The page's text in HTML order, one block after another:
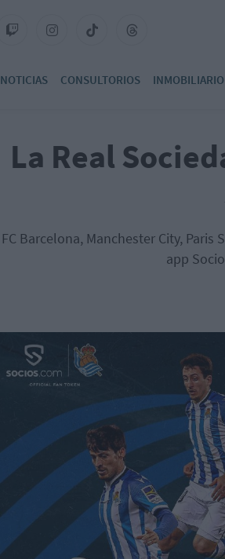
NOTICIAS CONSULTORIOS INMOBILIARIO
La Real
FC Barcelona, Manchester City,
app